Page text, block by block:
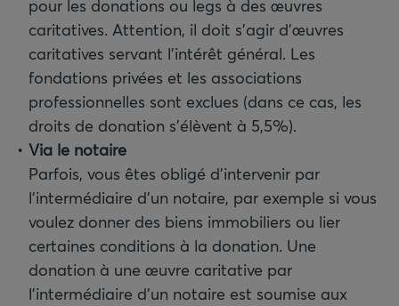
pour les donations ou legs à des œuvres
caritatives. Attention, il doit s’agir d'œuvres
caritatives servant l’intérêt général. Les
fondations privées et les associations
professionnelles sont exclues (dans ce cas, les
droits de donation s’élèvent à 5,5%).
Via le notaire
Parfois, vous êtes obligé d'intervenir par
l’intermédiaire d’un notaire, par exemple si vous
voulez donner des biens immobiliers ou lier
certaines conditions à la donation. Une
donation à une œuvre caritative par
l’intermédiaire d’un notaire est soumise aux